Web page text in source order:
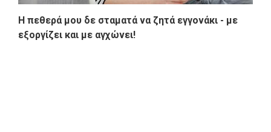
Η πεθερά μου δε σταματά να ζητά εγγονάκι - με
εξοργίζει και με αγχώνει!